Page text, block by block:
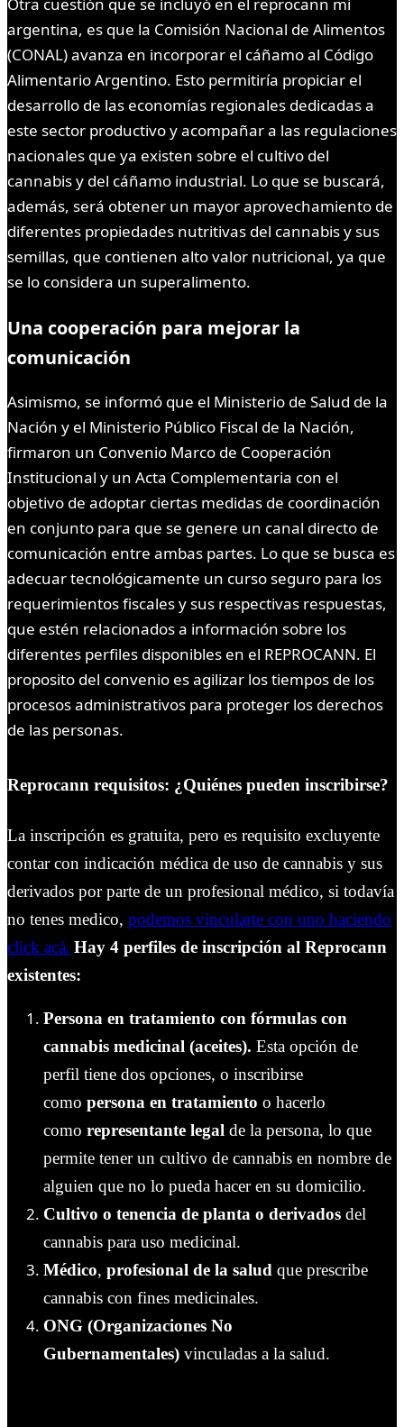
argentina, es que la Comisión Nacional de Alimentos
(CONAL) avanza en incorporar el cáñamo al Código
Alimentario Argentino. Esto permitiría propiciar el
desarrollo de las economías regionales dedicadas a
este sector productivo y acompañar a las regulaciones
nacionales que ya existen sobre el cultivo del
cannabis y del cáñamo industrial. Lo que se buscará,
además, será obtener un mayor aprovechamiento de
diferentes propiedades nutritivas del cannabis y sus
semillas, que contienen alto valor nutricional, ya que
se lo considera un superalimento.
Una cooperación para mejorar la
comunicación
Asimismo, se informó que el Ministerio de Salud de la
Nación y el Ministerio Público Fiscal de la Nación,
firmaron un Convenio Marco de Cooperación
Institucional y un Acta Complementaria con el
objetivo de adoptar ciertas medidas de coordinación
en conjunto para que se genere un canal directo de
comunicación entre ambas partes. Lo que se busca es
adecuar tecnológicamente un curso seguro para los
requerimientos fiscales y sus respectivas respuestas,
que estén relacionados a información sobre los
diferentes perfiles disponibles en el REPROCANN. El
proposito del convenio es agilizar los tiempos de los
procesos administrativos para proteger los derechos
de las personas.
Reprocann requisitos: ¿Quiénes pueden inscribirse?
La inscripción es gratuita, pero es requisito excluyente
contar con indicación médica de uso de cannabis y sus
derivados por parte de un profesional médico, si todavía
no tenes medico, podemos vincularte con uno haciendo
click acá. Hay 4 perfiles de inscripción al Reprocann
existentes:
Persona en tratamiento con fórmulas con
cannabis medicinal (aceites). Esta opción de
perfil tiene dos opciones, o inscribirse
como persona en tratamiento o hacerlo
como representante legal de la persona, lo que
permite tener un cultivo de cannabis en nombre de
alguien que no lo pueda hacer en su domicilio.
Cultivo o tenencia de planta o derivados del
cannabis para uso medicinal.
Médico, profesional de la salud que prescribe
cannabis con fines medicinales.
ONG (Organizaciones No
Gubernamentales) vinculadas a la salud.